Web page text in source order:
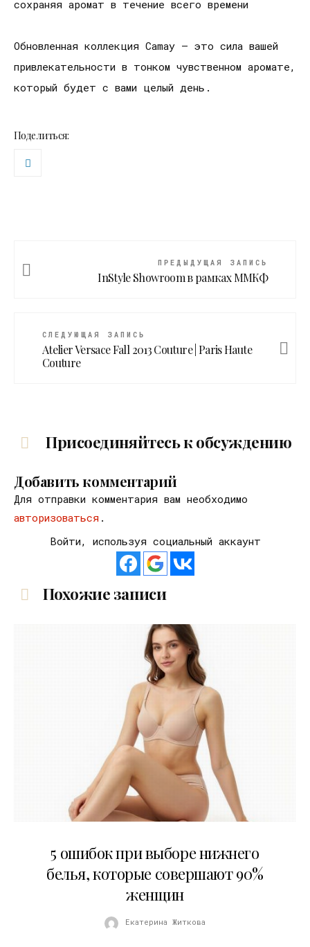
сохраняя аромат в течение всего времени
Обновленная коллекция Camay – это сила вашей
привлекательности в тонком чувственном аромате,
который будет с вами целый день.
Поделиться:
ПРЕДЫДУЩАЯ ЗАПИСЬ
InStyle Showroom в рамках ММКФ
СЛЕДУЮЩАЯ ЗАПИСЬ
Atelier Versace Fall 2013 Couture | Paris Haute
Couture
Присоединяйтесь к обсуждению
Добавить комментарий
Для отправки комментария вам необходимо
авторизоваться .
Войти, используя социальный аккаунт
Похожие записи
5 ошибок при выборе нижнего
белья, которые совершают 90%
женщин
Екатерина Житкова